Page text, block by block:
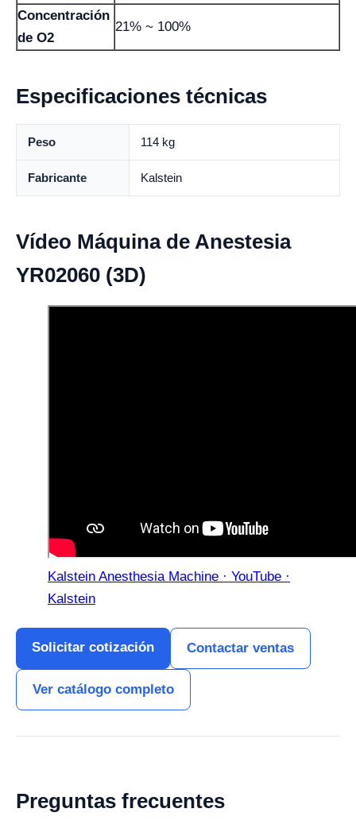
Concentración
de O2
21% ~ 100%
Especificaciones técnicas
Peso 114 kg
Fabricante Kalstein
Vídeo Máquina de Anestesia
YR02060 (3D)
Kalstein Anesthesia Machine · YouTube ·
Kalstein
Solicitar cotización Contactar ventas
Ver catálogo completo
Preguntas frecuentes